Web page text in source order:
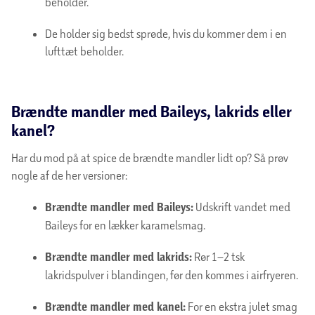
De holder sig bedst sprøde, hvis du kommer dem i en
lufttæt beholder.
Brændte mandler med Baileys, lakrids eller
kanel?
Har du mod på at spice de brændte mandler lidt op? Så prøv
nogle af de her versioner:
Brændte mandler med Baileys: Udskrift vandet med
Baileys for en lækker karamelsmag.
Brændte mandler med lakrids: Rør 1–2 tsk
lakridspulver i blandingen, før den kommes i airfryeren.
Brændte mandler med kanel: For en ekstra julet smag